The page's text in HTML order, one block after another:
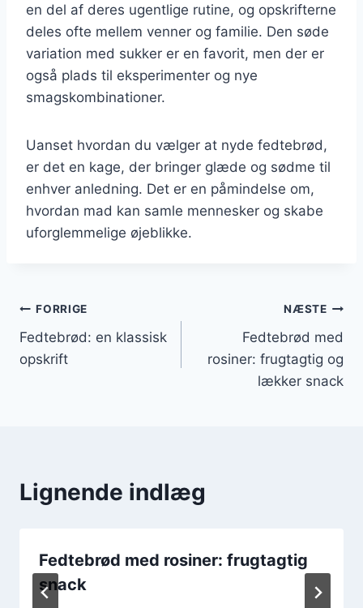
en del af deres ugentlige rutine, og opskrifterne
deles ofte mellem venner og familie. Den søde
variation med sukker er en favorit, men der er
også plads til eksperimenter og nye
smagskombinationer.
Uanset hvordan du vælger at nyde fedtebrød,
er det en kage, der bringer glæde og sødme til
enhver anledning. Det er en påmindelse om,
hvordan mad kan samle mennesker og skabe
uforglemmelige øjeblikke.
Indlægsnavigation
FORRIGE
Fedtebrød: en klassisk
opskrift
NÆSTE
Fedtebrød med
rosiner: frugtagtig og
lækker snack
Lignende indlæg
Fedtebrød med rosiner: frugtagtig
snack